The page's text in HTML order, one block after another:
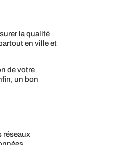
la qualité
en ville et
de votre
un bon
réseaux